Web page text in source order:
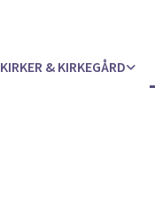
KIRKER & KIRKEGÅRD